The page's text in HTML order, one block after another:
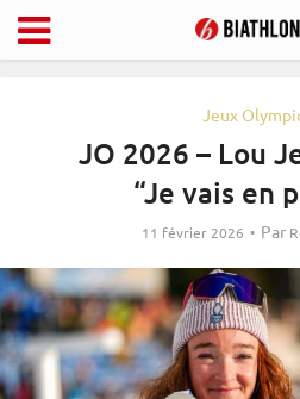
Jeux
JO 2026 – Lou
“Je vais en
11 février 2026 Par